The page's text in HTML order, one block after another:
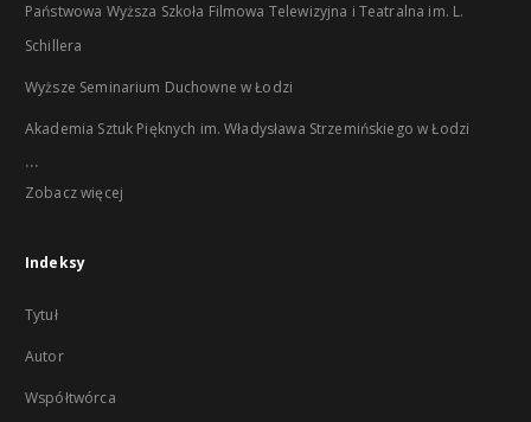
Państwowa Wyższa Szkoła Filmowa Telewizyjna i Teatralna im. L.
Schillera
Wyższe Seminarium Duchowne w Łodzi
Akademia Sztuk Pięknych im. Władysława Strzemińskiego w Łodzi
...
Zobacz więcej
Indeksy
Tytuł
Autor
Współtwórca